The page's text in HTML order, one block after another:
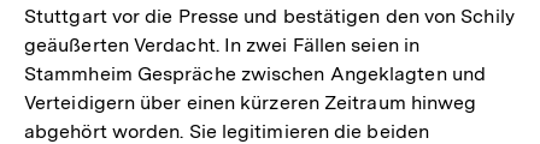
Stuttgart vor die Presse und bestätigen den von Schily
geäußerten Verdacht. In zwei Fällen seien in
Stammheim Gespräche zwischen Angeklagten und
Verteidigern über einen kürzeren Zeitraum hinweg
abgehört worden. Sie legitimieren die beiden